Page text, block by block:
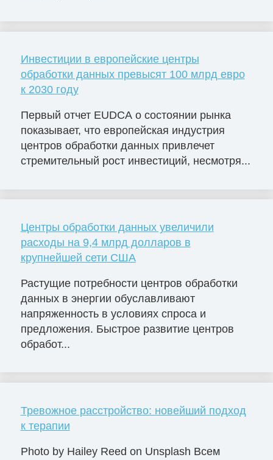
Инвестиции в европейские центры
обработки данных превысят 100 млрд евро
к 2030 году
Первый отчет EUDCA о состоянии рынка
показывает, что европейская индустрия
центров обработки данных привлечет
стремительный рост инвестиций, несмотря...
Центры обработки данных увеличили
расходы на 9,4 млрд долларов в
крупнейшей сети США
Растущие потребности центров обработки
данных в энергии обуславливают
напряженность в условиях спроса и
предложения. Быстрое развитие центров
обработ...
Тревожное расстройство: новейший подход
к терапии
Photo by Hailey Reed on Unsplash Всем